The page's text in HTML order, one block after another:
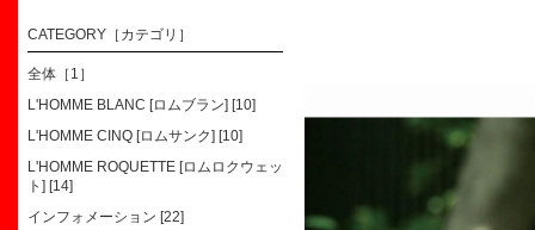
CATEGORY［カテゴリ］
全体［1］
L'HOMME BLANC [ロムブラン] [10]
L'HOMME CINQ [ロムサンク] [10]
L'HOMME ROQUETTE [ロムロクウェッ
ト] [14]
インフォメーション [22]